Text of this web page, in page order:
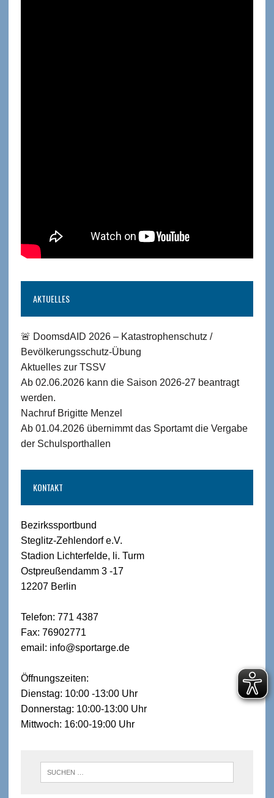
AKTUELLES
🚨 DoomsdAID 2026 – Katastrophenschutz /
Bevölkerungsschutz-Übung
Aktuelles zur TSSV
Ab 02.06.2026 kann die Saison 2026-27 beantragt
werden.
Nachruf Brigitte Menzel
Ab 01.04.2026 übernimmt das Sportamt die Vergabe
der Schulsporthallen
KONTAKT
Bezirkssportbund
Steglitz-Zehlendorf e.V.
Stadion Lichterfelde, li. Turm
Ostpreußendamm 3 -17
12207 Berlin
Telefon: 771 4387
Fax: 76902771
email: info@sportarge.de
Öffnungszeiten:
Dienstag: 10:00 -13:00 Uhr
Donnerstag: 10:00-13:00 Uhr
Mittwoch: 16:00-19:00 Uhr